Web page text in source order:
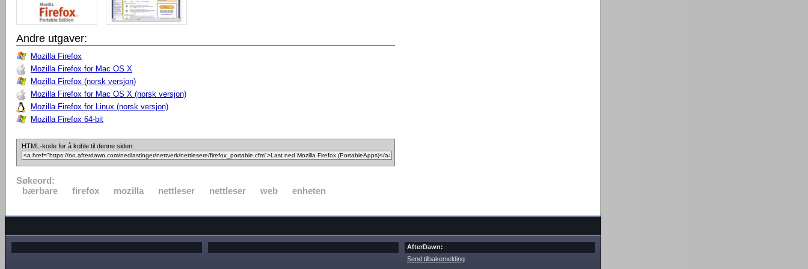
Andre utgaver:
Mozilla Firefox
Mozilla Firefox for Mac OS X
Mozilla Firefox (norsk versjon)
Mozilla Firefox for Mac OS X (norsk versjon)
Mozilla Firefox for Linux (norsk versjon)
Mozilla Firefox 64-bit
HTML-kode for å koble til denne siden:
Søkeord:
bærbare
firefox mozilla nettleser nettleser web enheten
AfterDawn:
Send tilbakemelding